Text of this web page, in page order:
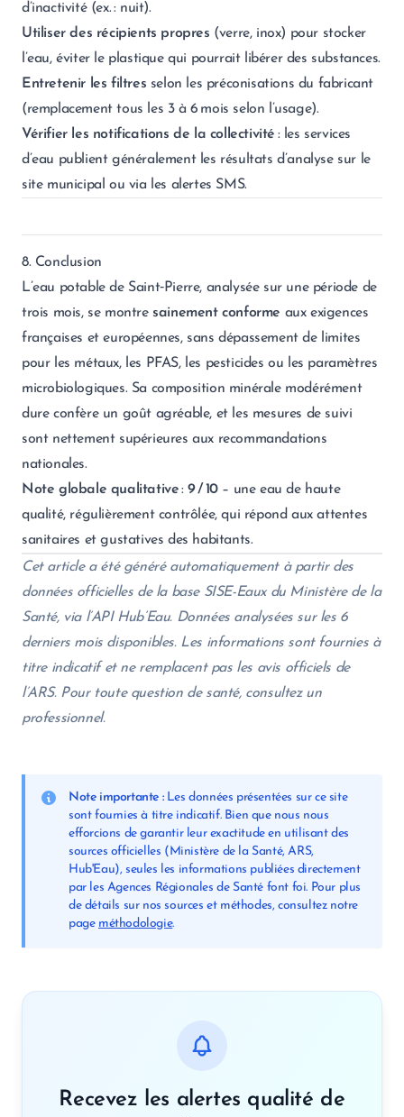
d’inactivité (ex. : nuit).
Utiliser des récipients propres (verre, inox) pour stocker
l’eau, éviter le plastique qui pourrait libérer des substances.
Entretenir les filtres selon les préconisations du fabricant
(remplacement tous les 3 à 6 mois selon l’usage).
Vérifier les notifications de la collectivité : les services
d’eau publient généralement les résultats d’analyse sur le
site municipal ou via les alertes SMS.
8. Conclusion
L’eau potable de Saint‑Pierre, analysée sur une période de
trois mois, se montre sainement conforme aux exigences
françaises et européennes, sans dépassement de limites
pour les métaux, les PFAS, les pesticides ou les paramètres
microbiologiques. Sa composition minérale modérément
dure confère un goût agréable, et les mesures de suivi
sont nettement supérieures aux recommandations
nationales.
Note globale qualitative:9 / 10– une eau de haute
qualité, régulièrement contrôlée, qui répond aux attentes
sanitaires et gustatives des habitants.
Cet article a été généré automatiquement à partir des
données officielles de la base SISE-Eaux du Ministère de la
Santé, via l’API Hub’Eau. Données analysées sur les 6
derniers mois disponibles. Les informations sont fournies à
titre indicatif et ne remplacent pas les avis officiels de
l’ARS. Pour toute question de santé, consultez un
professionnel.
Note importante :Les données présentées sur ce site
sont fournies à titre indicatif. Bien que nous nous
efforcions de garantir leur exactitude en utilisant des
sources officielles (Ministère de la Santé, ARS,
Hub'Eau), seules les informations publiées directement
par les Agences Régionales de Santé font foi. Pour plus
de détails sur nos sources et méthodes, consultez notre
page méthodologie.
Recevez les alertes qualité de